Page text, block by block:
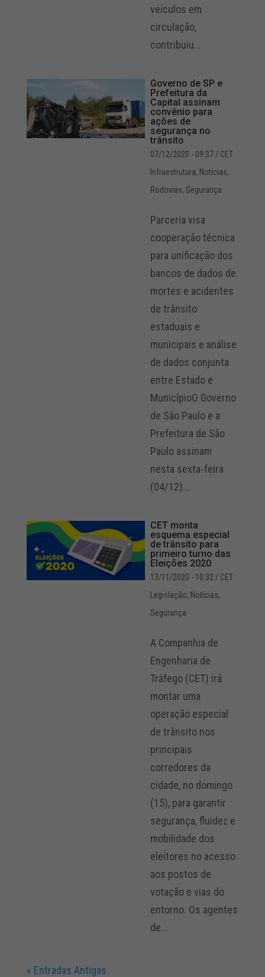
veículos em
circulação,
contribuiu...
Governo de SP e
Prefeitura da
Capital assinam
convênio para
ações de
segurança no
trânsito
07/12/2020 - 09:37/ CET
Infraestrutura, Notícias,
Rodovias, Segurança
Parceria visa
cooperação técnica
para unificação dos
bancos de dados de
mortes e acidentes
de trânsito
estaduais e
municipais e análise
de dados conjunta
entre Estado e
MunicípioO Governo
de São Paulo e a
Prefeitura de São
Paulo assinam
nesta sexta-feira
(04/12)...
CET monta
esquema especial
de trânsito para
primeiro turno das
Eleições 2020
13/11/2020 - 10:32 / CET
Legislação, Notícias,
Segurança
A Companhia de
Engenharia de
Tráfego (CET) irá
montar uma
operação especial
de trânsito nos
principais
corredores da
cidade, no domingo
(15), para garantir
segurança, fluidez e
mobilidade dos
eleitores no acesso
aos postos de
votação e vias do
entorno. Os agentes
de...
« Entradas Antigas